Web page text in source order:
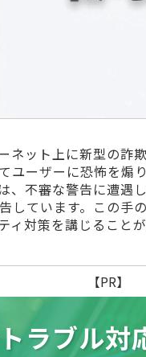
ネット上に新型の詐
ユーザーに恐怖を煽
、不審な警告に遭遇
しています。この手
対策を講じることが
【PR】
ラブル対